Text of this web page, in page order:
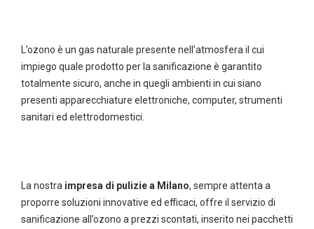
L’ozono è un gas naturale presente nell’atmosfera il cui
impiego quale prodotto per la sanificazione è garantito
totalmente sicuro, anche in quegli ambienti in cui siano
presenti apparecchiature elettroniche, computer, strumenti
sanitari ed elettrodomestici.
La nostra impresa di pulizie a Milano, sempre attenta a
proporre soluzioni innovative ed efficaci, offre il servizio di
sanificazione all’ozono a prezzi scontati, inserito nei pacchetti